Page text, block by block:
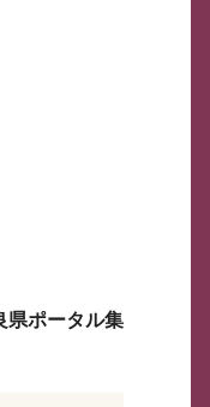
県ポータル集